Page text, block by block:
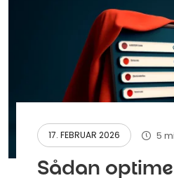
17. FEBRUAR 2026 5
Sådan